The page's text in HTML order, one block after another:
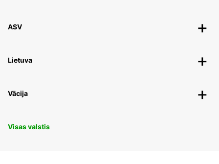
ASV
Lietuva
Vācija
Visas valstis